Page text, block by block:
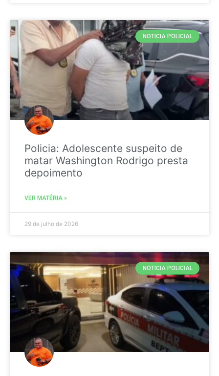
NOTICIA POLICIAL
Policia: Adolescente suspeito de
matar Washington Rodrigo presta
depoimento
VER MATÉRIA »
29 de julho de 2026
NOTICIA POLICIAL